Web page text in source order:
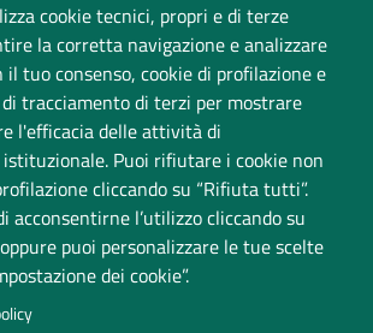
cookie tecnici, propri e di terze
la corretta navigazione e analizzare
tuo consenso, cookie di profilazione e
tracciamento di terzi per mostrare
l'efficacia delle attività di
Puoi rifiutare i cookie non
cliccando su “Rifiuta tutti”.
acconsentirne l’utilizzo cliccando su
puoi personalizzare le tue scelte
dei cookie”.
Studi dell'Insubria
2, 21100 Varese